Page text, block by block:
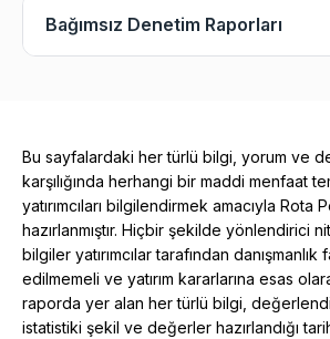
Bağımsız Denetim Raporları
Bu sayfalardaki her türlü bilgi, yorum ve
karşılığında herhangi bir maddi menfaat
yatırımcıları bilgilendirmek amacıyla Rota
hazırlanmıştır. Hiçbir şekilde yönlendirici
bilgiler yatırımcılar tarafından
edilmemeli ve yatırım kararlarına esas
raporda yer alan her türlü bilgi,
istatistiki şekil ve değerler hazırlandığı